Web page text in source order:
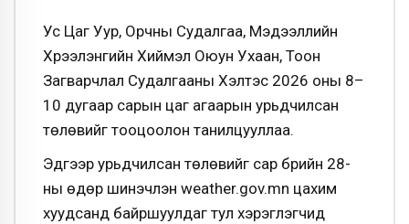
Ус Цаг Уур, Орчны Судалгаа, Мэдээллийн
Хүрээлэнгийн Хиймэл Оюун Ухаан, Тоон
Загварчлал Судалгааны Хэлтэс 2026 оны 8–
10 дугаар сарын цаг агаарын урьдчилсан
төлөвийг тооцоолон танилцууллаа.
Эдгээр урьдчилсан төлөвийг сар бүрийн 28-
ны өдөр шинэчлэн weather.gov.mn цахим
хуудсанд байршуулдаг тул хэрэглэгчид